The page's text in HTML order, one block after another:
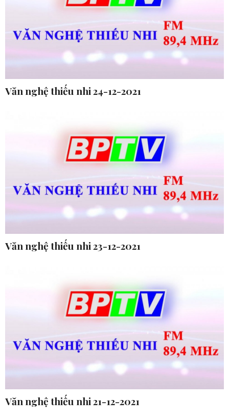
Văn nghệ thiếu nhi 24-12-2021
Văn nghệ thiếu nhi 23-12-2021
Văn nghệ thiếu nhi 21-12-2021